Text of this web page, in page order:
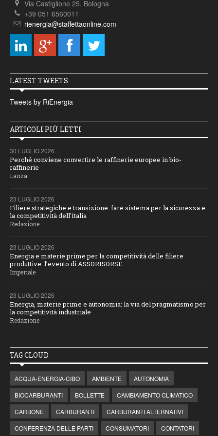
Via Castiglione 25, Bologna
+39 051 6560011
rienergia@staffettaonline.com
LATEST TWEETS
Tweets by RiEnergia
ARTICOLI PIÙ LETTI
30 LUGLIO 2026
Perché conviene convertire le raffinerie europee in bio-
raffinerie
Lanza
23 LUGLIO 2026
Filiere strategiche e transizione: fare sistema per la sicurezza e
la competitività dell'Italia
Redazione
23 LUGLIO 2026
Energia e materie prime per la competitività delle filiere
produttive: l’evento di ASSORISORSE
Imperiale
23 LUGLIO 2026
Energia, materie prime e autonomia: la via del pragmatismo per
la competitività industriale
Redazione
TAG CLOUD
ACQUA-ENERGIA-CIBO AMBIENTE
AUTONOMIA
BIOCARBURANTI
BOLLETTE
CAMBIAMENTO CLIMATICO
CARBONE
CARBURANTI
CARBURANTI ALTERNATIVI
CONFERENZA DELLE PARTI
CONSUMATORI CONTATORI